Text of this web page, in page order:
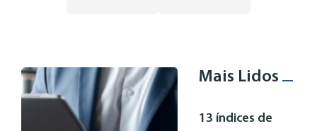
Mais Lidos
13 índices de